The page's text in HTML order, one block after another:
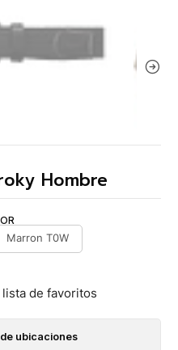
Hombre
Marron T0W
de favoritos
ubicaciones